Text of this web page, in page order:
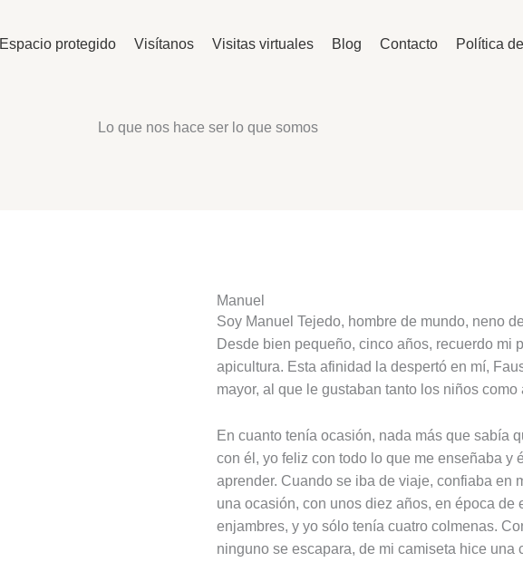
Espacio protegido Visítanos Visitas virtuales Blog Contacto Política
Lo que nos hace ser lo que somos
Manuel
Soy Manuel Tejedo, hombre de mundo, neno
Desde bien pequeño, cinco años, recuerdo mi
apicultura. Esta afinidad la despertó en mí,
mayor, al que le gustaban tanto los niños como
En cuanto tenía ocasión, nada más que sabía
con él, yo feliz con todo lo que me enseñaba y
aprender. Cuando se iba de viaje, confiaba en
una ocasión, con unos diez años, en época de
enjambres, y yo sólo tenía cuatro colmenas.
ninguno se escapara, de mi camiseta hice una